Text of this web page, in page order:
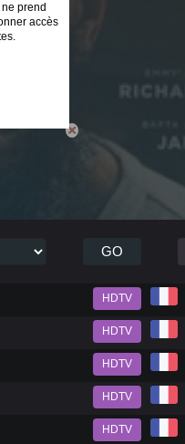
prend
accès
GO
HDTV
HDTV
HDTV
HDTV
HDTV